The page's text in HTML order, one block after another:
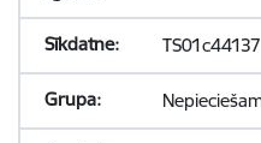
TS01c44137